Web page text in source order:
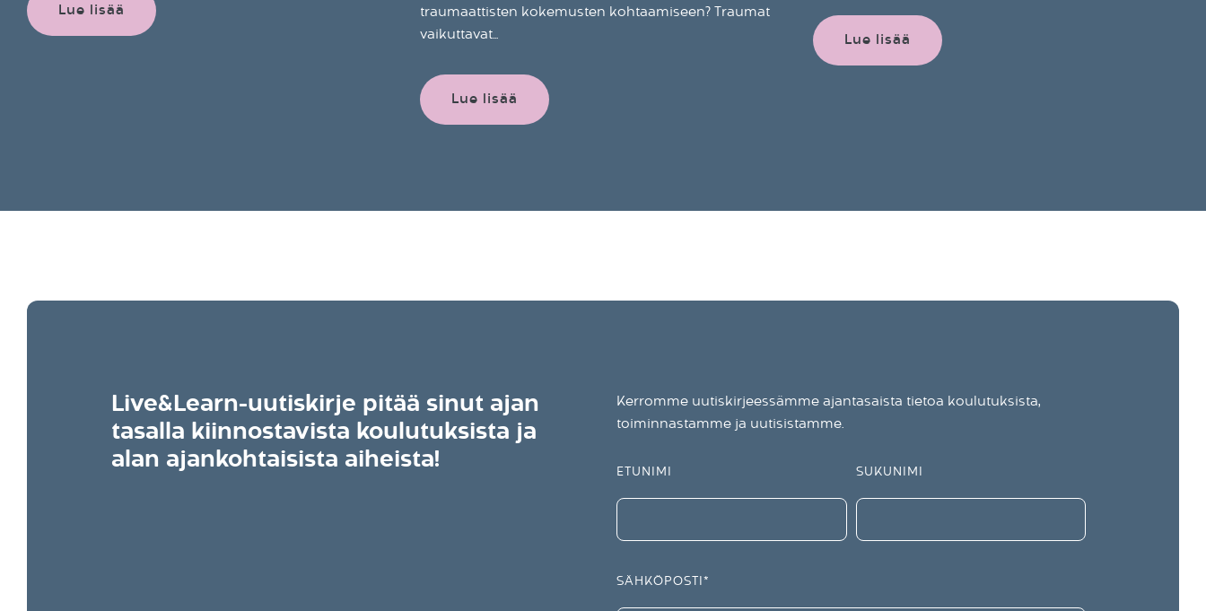
Lue lisää
traumaattisten kokemusten kohtaamiseen? Traumat
vaikuttavat...
Lue lisää
Lue lisää
Live&Learn-uutiskirje pitää sinut ajan
tasalla kiinnostavista koulutuksista ja
alan ajankohtaisista aiheista!
Kerromme uutiskirjeessämme ajantasaista tietoa koulutuksista,
toiminnastamme ja uutisistamme.
ETUNIMI SUKUNIMI
SÄHKÖPOSTI*